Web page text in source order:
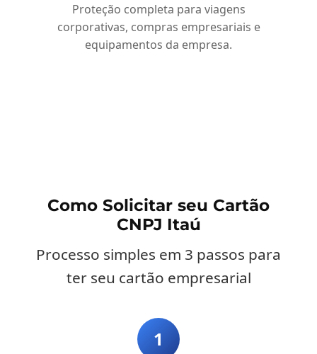
Proteção completa para viagens
corporativas, compras empresariais e
equipamentos da empresa.
Como Solicitar seu Cartão
CNPJ Itaú
Processo simples em 3 passos para
ter seu cartão empresarial
1